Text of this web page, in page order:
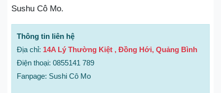
Sushu Cô Mo.
Thông tin liên hệ
Địa chỉ: 14A Lý Thường Kiệt , Đồng Hới, Quảng Bình
Điện thoại: 0855141 789
Fanpage: Sushi Cô Mo